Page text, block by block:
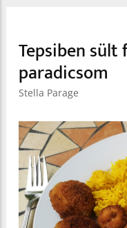
Tepsiben sült
paradicsom
Stella Parage